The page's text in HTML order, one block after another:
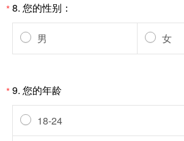
*8. 您的性别：
男 女
*9. 您的年龄
18-24